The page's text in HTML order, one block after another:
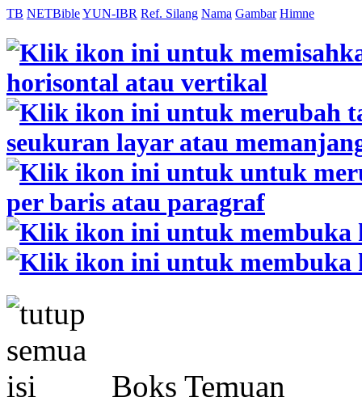
TB NETBibleYUN-IBR Ref. Silang Nama Gambar Himne
Boks Temuan